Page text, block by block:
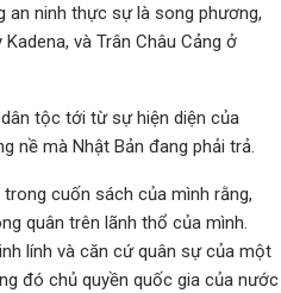
an ninh thực sự là song phương,
và Trân Châu Cảng ở
tộc tới từ sự hiện diện của
nề mà Nhật Bản đang phải trả.
cuốn sách của mình rằng,
quân trên lãnh thổ của mình.
lính và căn cứ quân sự của một
đó chủ quyền quốc gia của nước